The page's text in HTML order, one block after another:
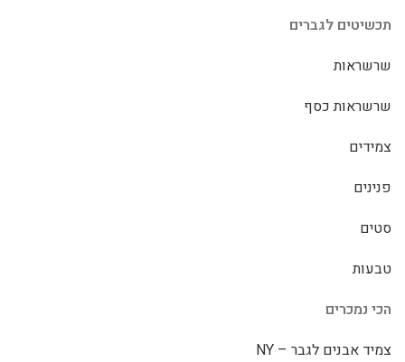
תכשיטים לגברים
שרשראות
שרשראות כסף
צמידים
פנינים
סטים
טבעות
הכי נמכרים
צמיד אבנים לגבר – NY